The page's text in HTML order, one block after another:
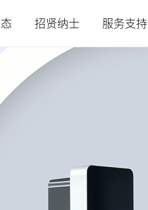
招贤纳士 服务支持